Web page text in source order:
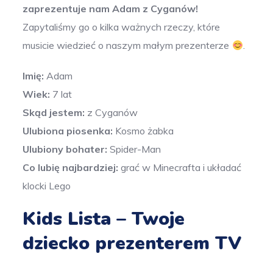
zaprezentuje nam Adam z Cyganów!
Zapytaliśmy go o kilka ważnych rzeczy, które
musicie wiedzieć o naszym małym prezenterze
.
Imię: Adam
Wiek: 7 lat
Skąd jestem: z Cyganów
Ulubiona piosenka: Kosmo żabka
Ulubiony bohater: Spider-Man
Co lubię najbardziej: grać w Minecrafta i układać
klocki Lego
Kids Lista – Twoje
dziecko prezenterem TV